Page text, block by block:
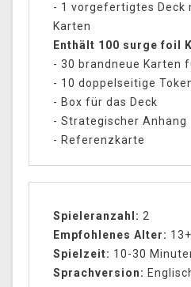
- 1 vorgefertigtes Deck
Karten
Enthält 100 surge foil
- 30 brandneue Karten
- 10 doppelseitige
- Box für das Deck
- Strategischer Anhang
- Referenzkarte
Spieleranzahl: 2
Empfohlenes Alter:
Spielzeit: 10-30
Sprachversion: